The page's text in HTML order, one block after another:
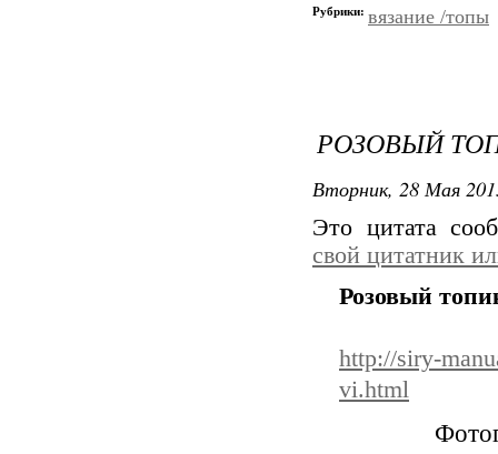
Рубрики: вязание /топы
РОЗОВЫЙ
Вторник, 28 Мая
Это цитата
свой цитатник
Розовый
http://siry-
vi.html